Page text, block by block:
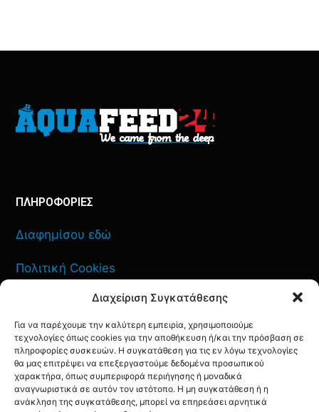
Διαχείριση Συγκατάθεσης
Για να παρέχουμε την καλύτερη εμπειρία, χρησιμοποιούμε
τεχνολογίες όπως cookies για την αποθήκευση ή/και την πρόσβαση σε
πληροφορίες συσκευών. Η συγκατάθεση για τις εν λόγω τεχνολογίες
θα μας επιτρέψει να επεξεργαστούμε δεδομένα προσωπικού
χαρακτήρα, όπως συμπεριφορά περιήγησης ή μοναδικά
αναγνωριστικά σε αυτόν τον ιστότοπο. Η μη συγκατάθεση ή η
ανάκληση της συγκατάθεσης, μπορεί να επηρεάσει αρνητικά
ΠΛΗΡΟΦΟΡΙΕΣ
Διαφημίσου εδώ
Πολιτική Cookies
Πολιτική Απορρήτου
ΕΠΙΚΟΙΝΩΝΙΑ